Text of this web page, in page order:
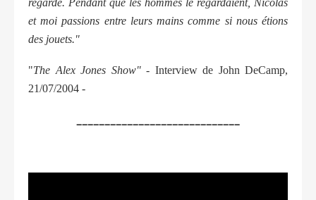
et moi passions entre leurs mains comme si nous étions
des jouets."
"The Alex Jones Show" - Interview de John DeCamp,
21/07/2004 -